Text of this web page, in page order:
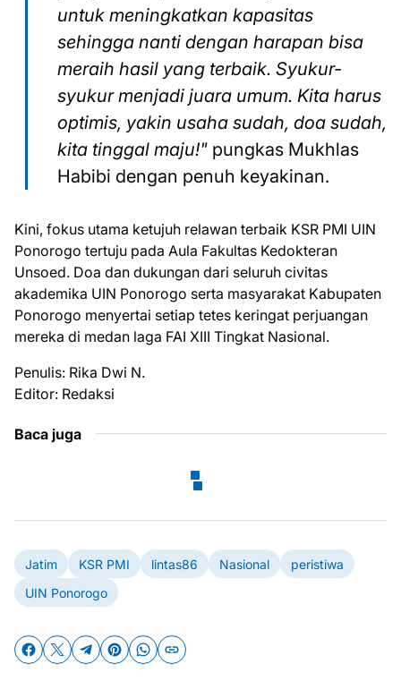
untuk meningkatkan kapasitas
sehingga nanti dengan harapan bisa
meraih hasil yang terbaik. Syukur-
syukur menjadi juara umum. Kita harus
optimis, yakin usaha sudah, doa sudah,
kita tinggal maju!" pungkas Mukhlas
Habibi dengan penuh keyakinan.
Kini, fokus utama ketujuh relawan terbaik KSR PMI UIN
Ponorogo tertuju pada Aula Fakultas Kedokteran
Unsoed. Doa dan dukungan dari seluruh civitas
akademika UIN Ponorogo serta masyarakat Kabupaten
Ponorogo menyertai setiap tetes keringat perjuangan
mereka di medan laga FAI XIII Tingkat Nasional.
Penulis: Rika Dwi N.
Editor: Redaksi
Baca juga
Jatim KSR PMI lintas86 Nasional
peristiwa
UIN Ponorogo